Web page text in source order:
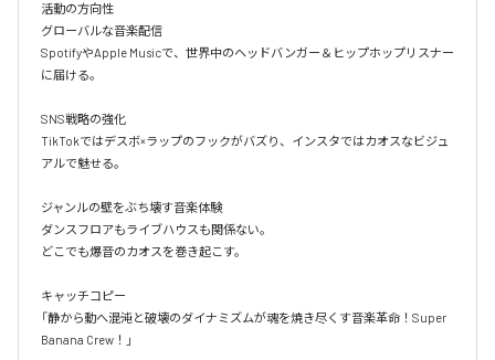
活動の方向性
グローバルな音楽配信
SpotifyやApple Musicで、世界中のヘッドバンガー＆ヒップホップリスナー
に届ける。
SNS戦略の強化
TikTokではデスボ×ラップのフックがバズり、インスタではカオスなビジュ
アルで魅せる。
ジャンルの壁をぶち壊す音楽体験
ダンスフロアもライブハウスも関係ない。
どこでも爆音のカオスを巻き起こす。
キャッチコピー
「静から動へ――混沌と破壊のダイナミズムが魂を焼き尽くす音楽革命！Super
Banana Crew！」